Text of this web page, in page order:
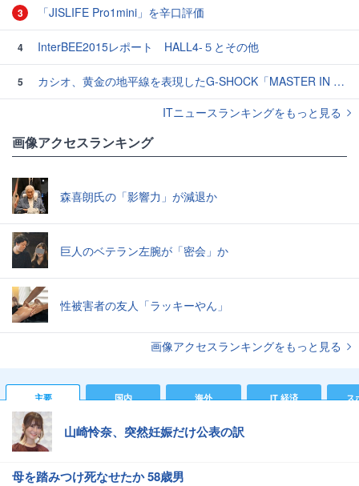
3 「JISLIFE Pro1mini」を辛口評価
4 InterBEE2015レポート HALL4-５とその他
5
カシオ、黄金の地平線を表現したG-SHOCK「MASTER IN HORIZON GOLD」3モデル
ITニュースランキングをもっと見る
画像アクセスランキング
森喜朗氏の「影響力」が減退か
巨人のベテラン左腕が「密会」か
性被害者の友人「ラッキーやん」
画像アクセスランキングをもっと見る
主要 国内 海外 IT 経済 ス
山崎怜奈、突然妊娠だけ公表の訳
母を踏みつけ死なせたか 58歳男